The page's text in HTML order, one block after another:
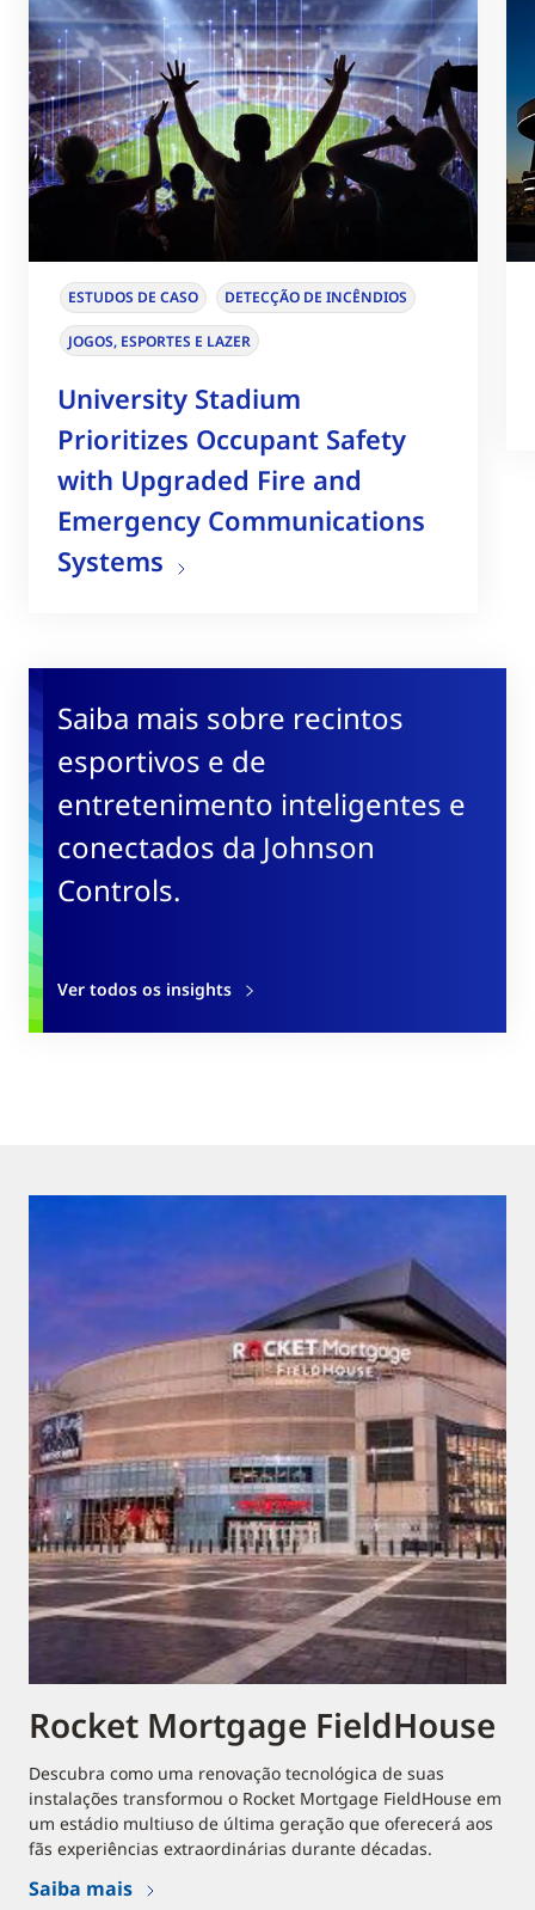
Saiba mais sobre recintos
esportivos e de
entretenimento inteligentes e
conectados da Johnson
Controls.
Ver todos os insights
ESTUDOS DE CASO DETECÇÃO DE INCÊNDIOS
JOGOS, ESPORTES E LAZER
University Stadium
Prioritizes Occupant Safety
with Upgraded Fire and
Emergency Communications
Systems
Rocket Mortgage FieldHouse
Descubra como uma renovação tecnológica de suas
instalações transformou o Rocket Mortgage FieldHouse em
um estádio multiuso de última geração que oferecerá aos
fãs experiências extraordinárias durante décadas.
Saiba mais